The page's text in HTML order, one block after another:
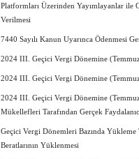
Platformları Üzerinden Yayımlayanlar
Verilmesi
7440 Sayılı Kanun Uyarınca Ödenmesi
2024 III. Geçici Vergi Dönemine
2024 III. Geçici Vergi Dönemine
2024 III. Geçici Vergi Dönemine
Mükellefleri Tarafından Gerçek
Geçici Vergi Dönemleri Bazında
Beratlarının Yüklenmesi